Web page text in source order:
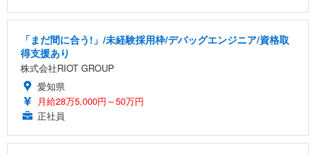
「まだ間に合う!」/未経験採用枠/デバッグエンジニア/資格取
得支援あり
株式会社RIOT GROUP
愛知県
月給28万5,000円～50万円
正社員